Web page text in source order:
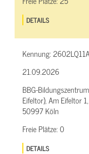
DETAILS
Kennung:
21.09.2026
BBG-
Eifeltor), Am Eifeltor 1,
50997 Köln
Freie Plätze:0
DETAILS